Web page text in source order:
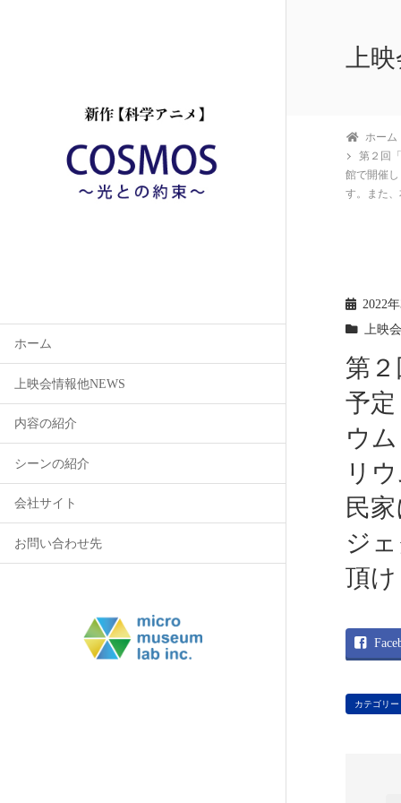
ホーム
上映会情報他NEWS
内容の紹介
シーンの紹介
会社サイト
お問い合わせ先
上
ホーム
第２回
館で開催
す。また
2022
上映
第
予
ウ
リ
民
ジ
頂
カテゴリー